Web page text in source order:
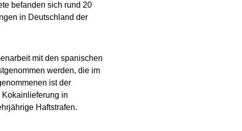
befanden sich rund 20
in Deutschland der
mit den spanischen
werden, die im
ist der
Kokainlieferung in
Haftstrafen.